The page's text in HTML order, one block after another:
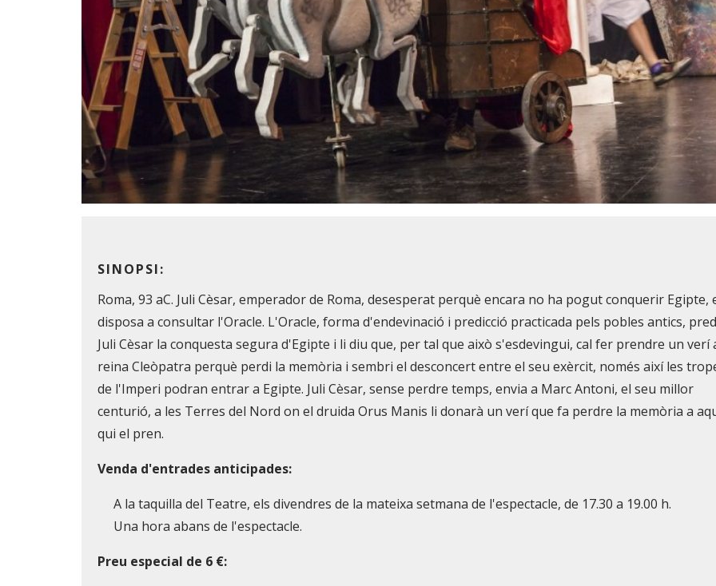
SINOPSI:
Roma, 93 aC. Juli Cèsar, emperador de Roma, desesperat perquè encara no ha pogut conquerir Egipte,
disposa a consultar l'Oracle. L'Oracle, forma d'endevinació i predicció practicada pels pobles antics,
Juli Cèsar la conquesta segura d'Egipte i li diu que, per tal que això s'esdevingui, cal fer prendre un verí
reina Cleòpatra perquè perdi la memòria i sembri el desconcert entre el seu exèrcit, només així les
de l'Imperi podran entrar a Egipte. Juli Cèsar, sense perdre temps, envia a Marc Antoni, el seu millor
centurió, a les Terres del Nord on el druida Orus Manis li donarà un verí que fa perdre la memòria a
qui el pren.
Venda d'entrades anticipades:
A la taquilla del Teatre, els divendres de la mateixa setmana de l'espectacle, de 17.30 a 19.00 h.
Una hora abans de l'espectacle.
Preu especial de 6 €: